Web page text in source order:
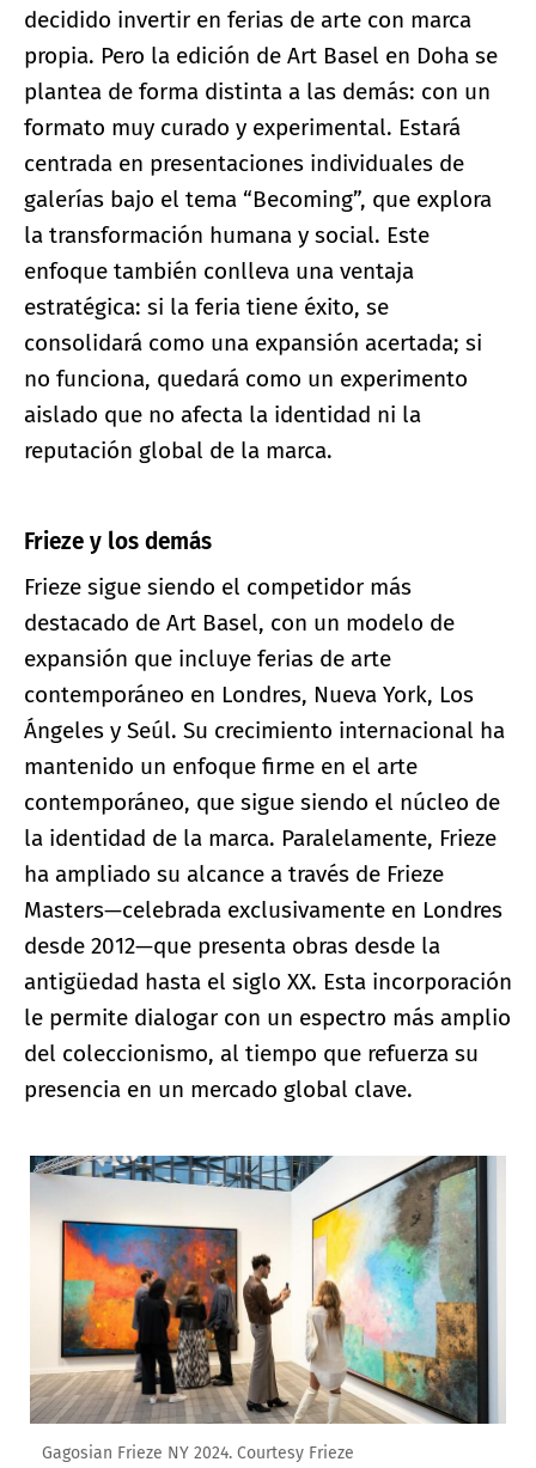
decidido invertir en ferias de arte con marca
propia. Pero la edición de Art Basel en Doha se
plantea de forma distinta a las demás: con un
formato muy curado y experimental. Estará
centrada en presentaciones individuales de
galerías bajo el tema “Becoming”, que explora
la transformación humana y social. Este
enfoque también conlleva una ventaja
estratégica: si la feria tiene éxito, se
consolidará como una expansión acertada; si
no funciona, quedará como un experimento
aislado que no afecta la identidad ni la
reputación global de la marca.
Frieze y los demás
Frieze sigue siendo el competidor más
destacado de Art Basel, con un modelo de
expansión que incluye ferias de arte
contemporáneo en Londres, Nueva York, Los
Ángeles y Seúl. Su crecimiento internacional ha
mantenido un enfoque firme en el arte
contemporáneo, que sigue siendo el núcleo de
la identidad de la marca. Paralelamente, Frieze
ha ampliado su alcance a través de Frieze
Masters—celebrada exclusivamente en Londres
desde 2012—que presenta obras desde la
antigüedad hasta el siglo XX. Esta incorporación
le permite dialogar con un espectro más amplio
del coleccionismo, al tiempo que refuerza su
presencia en un mercado global clave.
Ampliar imagen
Gagosian Frieze NY 2024. Courtesy Frieze